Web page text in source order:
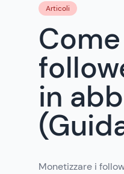
Articoli
in
Monetizzare i